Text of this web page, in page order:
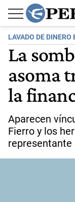
LAVADO DE DINERO
La
asoma
la
Aparecen
Fierro y los
representante